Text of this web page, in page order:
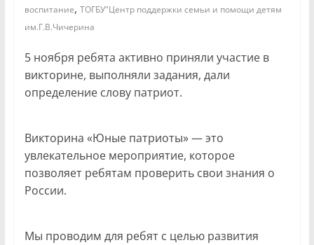
воспитание, ТОГБУ"Центр поддержки семьи и помощи детям
им.Г.В.Чичерина
5 ноября ребята активно приняли участие в
викторине, выполняли задания, дали
определение слову патриот.
Викторина «Юные патриоты» — это
увлекательное мероприятие, которое
позволяет ребятам проверить свои знания о
России.
Мы проводим для ребят с целью развития